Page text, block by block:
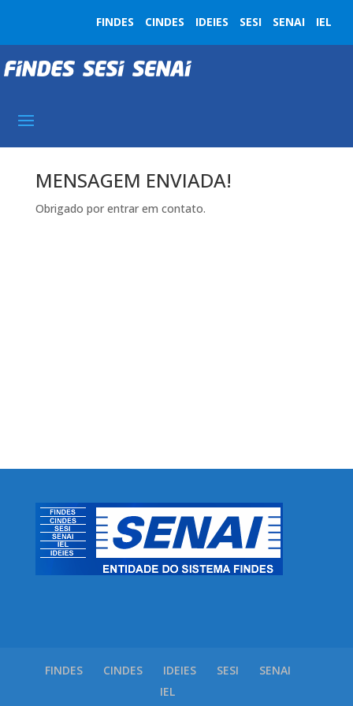
FINDES CINDES IDEIES SESI SENAI IEL
MENSAGEM ENVIADA!
Obrigado por entrar em contato.
FINDES CINDES IDEIES SESI
SENAI
IEL